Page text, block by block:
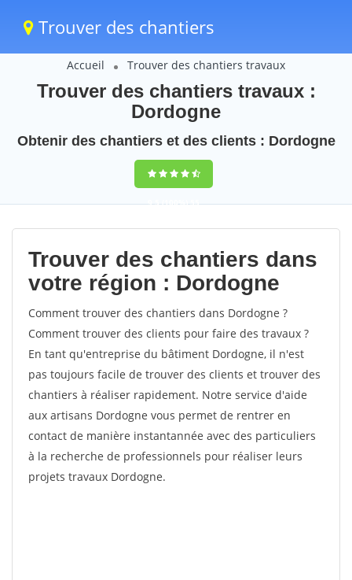
Trouver des chantiers
Accueil Trouver des chantiers travaux
Trouver des chantiers travaux :
Dordogne
Obtenir des chantiers et des clients : Dordogne
9,5(100%)55
votes
Trouver des chantiers dans
votre région : Dordogne
Comment trouver des chantiers dans Dordogne ?
Comment trouver des clients pour faire des travaux ?
En tant qu'entreprise du bâtiment Dordogne, il n'est
pas toujours facile de trouver des clients et trouver des
chantiers à réaliser rapidement. Notre service d'aide
aux artisans Dordogne vous permet de rentrer en
contact de manière instantannée avec des particuliers
à la recherche de professionnels pour réaliser leurs
projets travaux Dordogne.